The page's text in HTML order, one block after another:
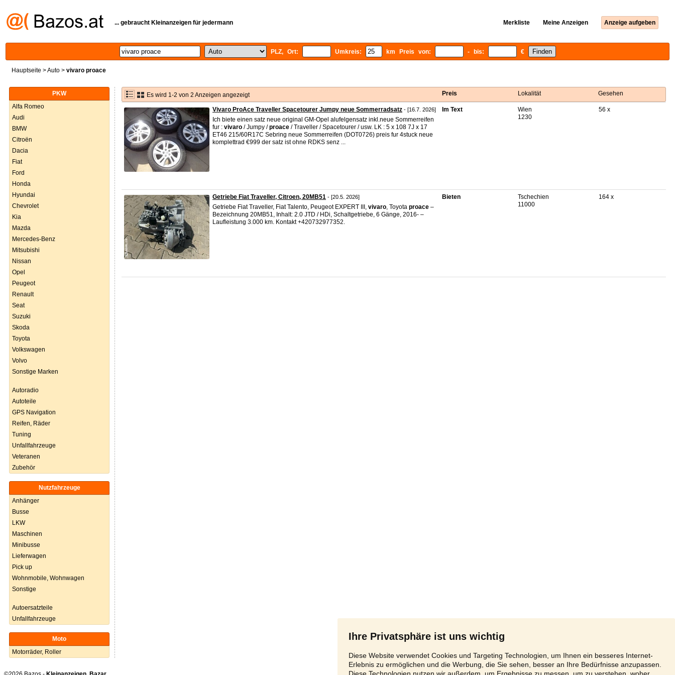
Ihre Privatsphäre ist uns wichtig
Diese Website verwendet Cookies und Targeting Technologien, um Ihnen ein besseres Internet-
Erlebnis zu ermöglichen und die Werbung, die Sie sehen, besser an Ihre Bedürfnisse anzupassen.
Diese Technologien nutzen wir außerdem, um Ergebnisse zu messen, um zu verstehen, woher
... gebraucht Kleinanzeigen für jedermann Merkliste Meine Anzeigen Anzeige aufgeben
PLZ, Ort: Umkreis: km Preis von: - bis: €
Hauptseite >Auto > vivaro proace
PKW
Alfa Romeo
Audi
BMW
Citroën
Dacia
Fiat
Ford
Honda
Hyundai
Chevrolet
Kia
Mazda
Mercedes-Benz
Mitsubishi
Nissan
Opel
Peugeot
Renault
Seat
Suzuki
Skoda
Toyota
Volkswagen
Volvo
Sonstige Marken
Autoradio
Autoteile
GPS Navigation
Reifen, Räder
Tuning
Unfallfahrzeuge
Veteranen
Zubehör
Nutzfahrzeuge
Anhänger
Busse
LKW
Maschinen
Minibusse
Lieferwagen
Pick up
Wohnmobile, Wohnwagen
Sonstige
Autoersatzteile
Unfallfahrzeuge
Moto
Motorräder, Roller
Es wird 1-2 von 2 Anzeigen angezeigt Preis Lokalität Gesehen
Vivaro ProAce Traveller Spacetourer Jumpy neue Sommerradsatz - [16.7. 2026]
Ich biete einen satz neue original GM-Opel alufelgensatz inkl.neue Sommerreifen
fur : vivaro / Jumpy /proace / Traveller / Spacetourer / usw. LK : 5 x 108 7J x 17
ET46 215/60R17C Sebring neue Sommerreifen (DOT0726) preis fur 4stuck neue
komplettrad €999 der satz ist ohne RDKS senz ...
Im Text
Wien
1230
56 x
Getriebe Fiat Traveller, Citroen, 20MB51 - [20.5. 2026]
Getriebe Fiat Traveller, Fiat Talento, Peugeot EXPERT III, vivaro, Toyota proace –
Bezeichnung 20MB51, Inhalt: 2.0 JTD / HDi, Schaltgetriebe, 6 Gänge, 2016- –
Laufleistung 3.000 km. Kontakt +420732977352.
Bieten
Tschechien
11000
164 x